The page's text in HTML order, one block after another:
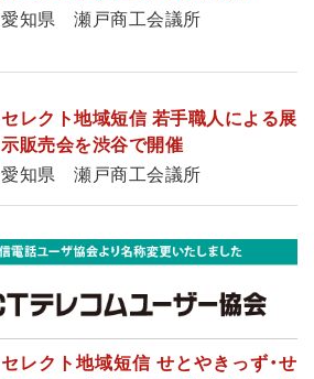
愛知県 瀬戸商工会議所
セレクト地域短信 若手職人による展
示販売会を渋谷で開催
愛知県 瀬戸商工会議所
セレクト地域短信 せとやきっず・せ